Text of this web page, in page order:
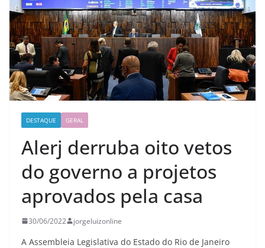
DESTAQUE GERAL
Alerj derruba oito vetos
do governo a projetos
aprovados pela casa
30/06/2022 jorgeluizonline
A Assembleia Legislativa do Estado do Rio de Janeiro